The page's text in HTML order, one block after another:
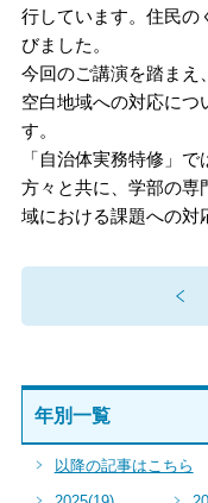
行しています。住民の
びました。
今回のご講演を踏まえ
空白地域への対応につ
す。
「自治体実務特修」
方々と共に、学部の専
域における課題への対
年別一覧
以降の記事はこちら